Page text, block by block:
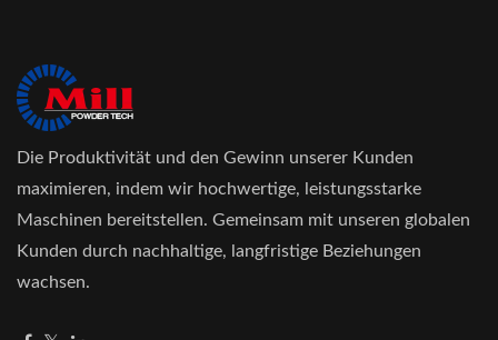
Die Produktivität und den Gewinn unserer Kunden
maximieren, indem wir hochwertige, leistungsstarke
Maschinen bereitstellen. Gemeinsam mit unseren globalen
Kunden durch nachhaltige, langfristige Beziehungen
wachsen.